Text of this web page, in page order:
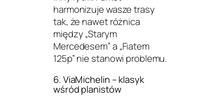
harmonizuje wasze trasy
tak, że nawet różnica
między „Starym
Mercedesem” a „Fiatem
125p” nie stanowi problemu.
6. ViaMichelin – klasyk
wśród planistów